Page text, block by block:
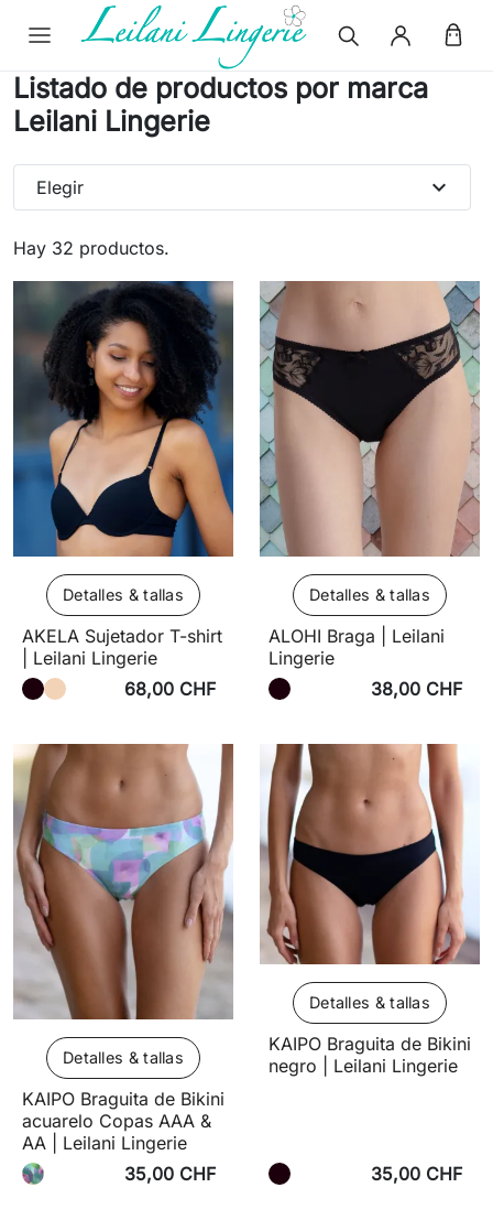
Listado de productos por marca
Leilani Lingerie
Hay 32 productos.
Elegir expand_more
Detalles & tallas
AKELA Sujetador T-shirt
| Leilani Lingerie
68,00 CHF
Detalles & tallas
ALOHI Braga | Leilani
Lingerie
38,00 CHF
Detalles & tallas
KAIPO Braguita de Bikini
acuarelo Copas AAA &
AA | Leilani Lingerie
35,00 CHF
Detalles & tallas
KAIPO Braguita de Bikini
negro | Leilani Lingerie
35,00 CHF